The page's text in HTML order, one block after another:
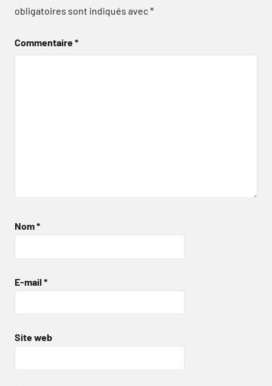
obligatoires sont indiqués avec*
Commentaire*
Nom*
E-mail *
Site web